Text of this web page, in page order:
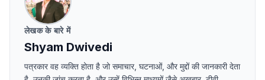
लेखक के बारे में
Shyam Dwivedi
पत्रकार वह व्यक्ति होता है जो समाचार, घटनाओं, और मुद्दों की जानकारी देता